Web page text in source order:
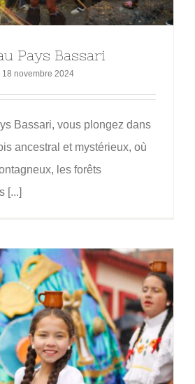
Pays Bassari
18 novembre 2024
Bassari, vous plongez dans
ancestral et mystérieux, où
les forêts
[...]